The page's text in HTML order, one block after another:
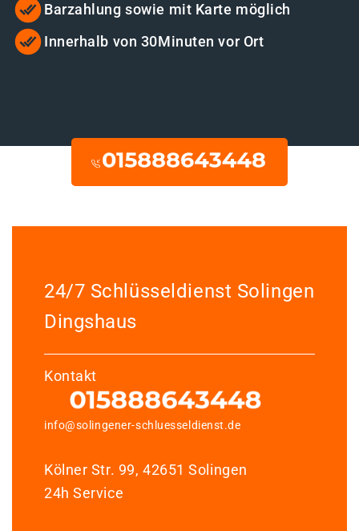
Barzahlung sowie mit Karte möglich
Innerhalb von 30Minuten vor Ort
24/7 Schlüsseldienst Solingen
Dingshaus
Kontakt
info@solingener-schluesseldienst.de
Kölner Str. 99, 42651 Solingen
24h Service